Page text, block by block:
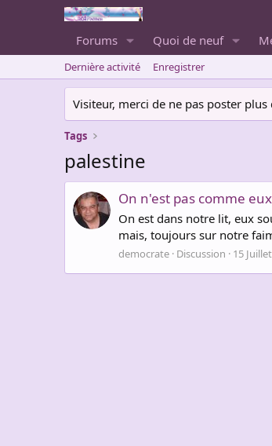
Forums Quoi de neuf
Dernière activité Enregistrer
Visiteur, merci de ne pas poster
Tags
palestine
On n'est pas comme eux
On est dans notre lit, eux
mais, toujours sur notre
democrate Discussion 15